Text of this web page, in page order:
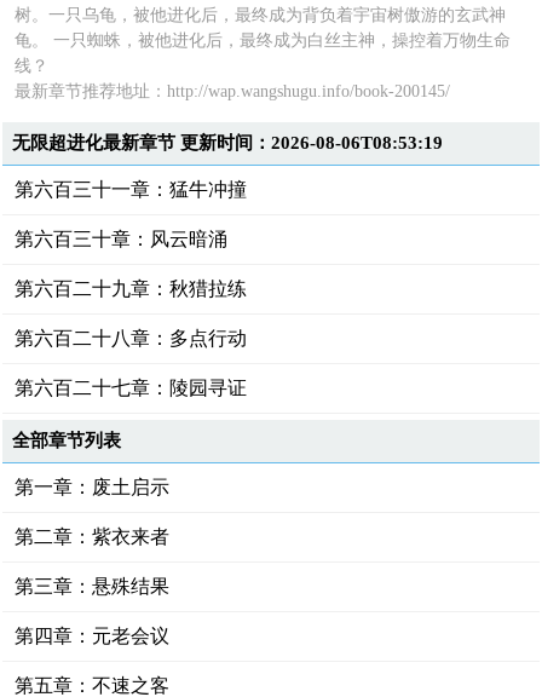
树。一只乌龟，被他进化后，最终成为背负着宇宙树傲游的玄武神
龟。 一只蜘蛛，被他进化后，最终成为白丝主神，操控着万物生命
线？
最新章节推荐地址：http://wap.wangshugu.info/book-200145/
无限超进化最新章节 更新时间：2026-08-06T08:53:19
第六百三十一章：猛牛冲撞
第六百三十章：风云暗涌
第六百二十九章：秋猎拉练
第六百二十八章：多点行动
第六百二十七章：陵园寻证
全部章节列表
第一章：废土启示
第二章：紫衣来者
第三章：悬殊结果
第四章：元老会议
第五章：不速之客